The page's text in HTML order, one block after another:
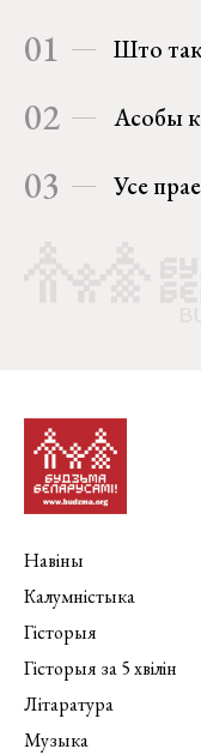
01 Што
02 Асобы
03 Усе
Навіны
Калумністыка
Гісторыя
Гісторыя за 5 хвілін
Літаратура
Музыка